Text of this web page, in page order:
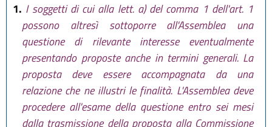
1. I soggetti di cui alla lett. a) del comma 1 dell'art. 1
possono altresì sottoporre all'Assemblea una
questione di rilevante interesse eventualmente
presentando proposte anche in termini generali. La
proposta deve essere accompagnata da una
relazione che ne illustri le finalità. L'Assemblea deve
procedere all'esame della questione entro sei mesi
dalla trasmissione della proposta alla Commissione